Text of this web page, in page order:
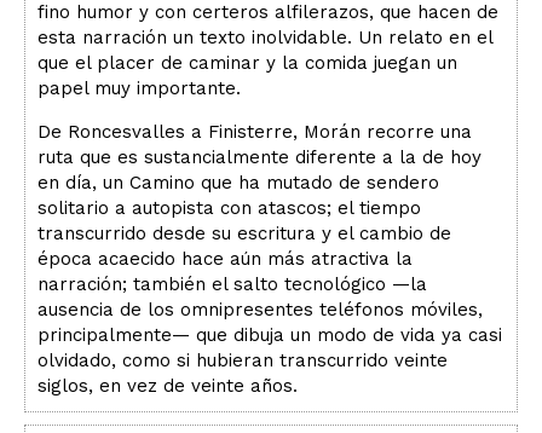
fino humor y con certeros alfilerazos, que hacen de
esta narración un texto inolvidable. Un relato en el
que el placer de caminar y la comida juegan un
papel muy importante.
De Roncesvalles a Finisterre, Morán recorre una
ruta que es sustancialmente diferente a la de hoy
en día, un Camino que ha mutado de sendero
solitario a autopista con atascos; el tiempo
transcurrido desde su escritura y el cambio de
época acaecido hace aún más atractiva la
narración; también el salto tecnológico —la
ausencia de los omnipresentes teléfonos móviles,
principalmente— que dibuja un modo de vida ya casi
olvidado, como si hubieran transcurrido veinte
siglos, en vez de veinte años.